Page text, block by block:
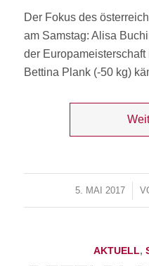
Der Fokus des
am Samstag: Alisa
der
Bettina Plank (-50 kg)
5. MAI 2017
/
AKTUELL,